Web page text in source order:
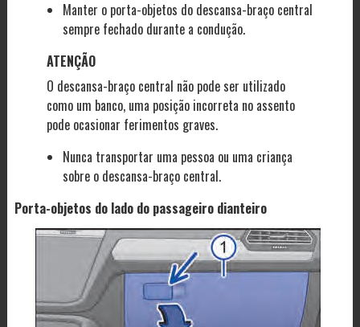
Manter o porta-objetos do descansa-braço central
sempre fechado durante a condução.
ATENÇÃO
O descansa-braço central não pode ser utilizado
como um banco, uma posição incorreta no assento
pode ocasionar ferimentos graves.
Nunca transportar uma pessoa ou uma criança
sobre o descansa-braço central.
Porta-objetos do lado do passageiro dianteiro